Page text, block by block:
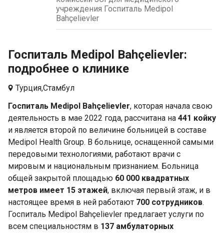
учреждения Госпиталь Medipol
Bahçelievler
Госпиталь Medipol Bahçelievler:
подробнее о клинике
Турция,Стамбул
Госпиталь Medipol Bahçelievler, которая начала свою
деятельность в мае 2022 года, рассчитана на 441 койку
и является второй по величине больницей в составе
Medipol Health Group. В больнице, оснащенной самыми
передовыми технологиями, работают врачи с
мировым и национальным признанием. Больница
общей закрытой площадью 60 000 квадратных
метров имеет 15 этажей, включая первый этаж, и в
настоящее время в ней работают 700 сотрудников.
Госпиталь Medipol Bahçelievler предлагает услуги по
всем специальностям в 137 амбулаторных